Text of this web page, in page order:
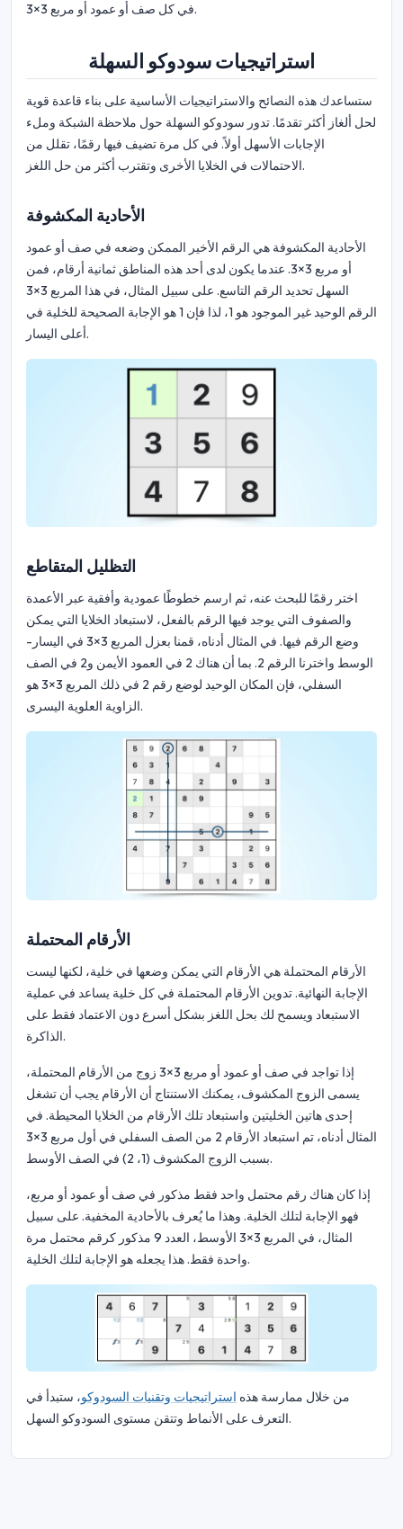
في كل صف أو عمود أو مربع 3×3.
استراتيجيات سودوكو السهلة
ستساعدك هذه النصائح والاستراتيجيات الأساسية على بناء قاعدة قوية
لحل ألغاز أكثر تقدمًا. تدور سودوكو السهلة حول ملاحظة الشبكة وملء
الإجابات الأسهل أولاً. في كل مرة تضيف فيها رقمًا، تقلل من
الاحتمالات في الخلايا الأخرى وتقترب أكثر من حل اللغز.
الأحادية المكشوفة
الأحادية المكشوفة هي الرقم الأخير الممكن وضعه في صف أو عمود
أو مربع 3×3. عندما يكون لدى أحد هذه المناطق ثمانية أرقام، فمن
السهل تحديد الرقم التاسع. على سبيل المثال، في هذا المربع 3×3
الرقم الوحيد غير الموجود هو 1، لذا فإن 1 هو الإجابة الصحيحة للخلية في
أعلى اليسار.
التظليل المتقاطع
اختر رقمًا للبحث عنه، ثم ارسم خطوطًا عمودية وأفقية عبر الأعمدة
والصفوف التي يوجد فيها الرقم بالفعل، لاستبعاد الخلايا التي يمكن
وضع الرقم فيها. في المثال أدناه، قمنا بعزل المربع 3×3 في اليسار-
الوسط واخترنا الرقم 2. بما أن هناك 2 في العمود الأيمن و2 في الصف
السفلي، فإن المكان الوحيد لوضع رقم 2 في ذلك المربع 3×3 هو
الزاوية العلوية اليسرى.
الأرقام المحتملة
الأرقام المحتملة هي الأرقام التي يمكن وضعها في خلية، لكنها ليست
الإجابة النهائية. تدوين الأرقام المحتملة في كل خلية يساعد في عملية
الاستبعاد ويسمح لك بحل اللغز بشكل أسرع دون الاعتماد فقط على
الذاكرة.
إذا تواجد في صف أو عمود أو مربع 3×3 زوج من الأرقام المحتملة،
يسمى الزوج المكشوف، يمكنك الاستنتاج أن الأرقام يجب أن تشغل
إحدى هاتين الخليتين واستبعاد تلك الأرقام من الخلايا المحيطة. في
المثال أدناه، تم استبعاد الأرقام 2 من الصف السفلي في أول مربع 3×3
بسبب الزوج المكشوف (1، 2) في الصف الأوسط.
إذا كان هناك رقم محتمل واحد فقط مذكور في صف أو عمود أو مربع،
فهو الإجابة لتلك الخلية. وهذا ما يُعرف بالأحادية المخفية. على سبيل
المثال، في المربع 3×3 الأوسط، العدد 9 مذكور كرقم محتمل مرة
واحدة فقط. هذا يجعله هو الإجابة لتلك الخلية.
من خلال ممارسة هذه استراتيجيات وتقنيات السودوكو، ستبدأ في
التعرف على الأنماط وتتقن مستوى السودوكو السهل.